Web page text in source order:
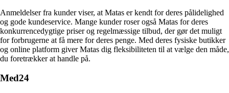
Anmeldelser fra kunder viser, at Matas er kendt for deres pålidelighed
og gode kundeservice. Mange kunder roser også Matas for deres
konkurrencedygtige priser og regelmæssige tilbud, der gør det muligt
for forbrugerne at få mere for deres penge. Med deres fysiske butikker
og online platform giver Matas dig fleksibiliteten til at vælge den måde,
du foretrækker at handle på.
Med24